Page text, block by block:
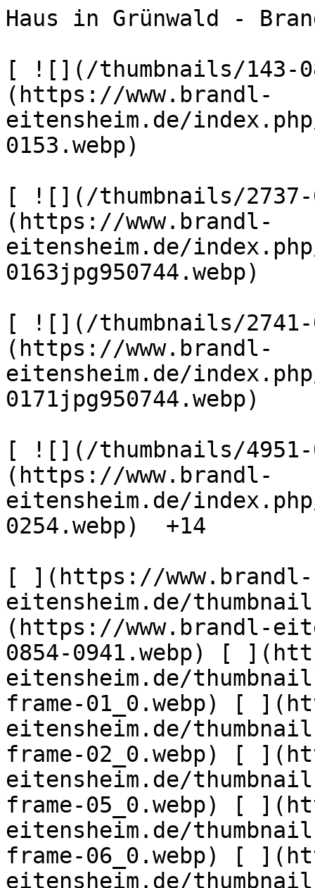
Haus in Grünwald -
[ ![](/thumbnails/143-
(https://www.brandl-
eitensheim.de/
0153.webp)
[ ![](/thumbnails/2737-
(https://www.brandl-
eitensheim.de/
0163jpg950744.webp)
[ ![](/thumbnails/2741-
(https://www.brandl-
eitensheim.de/
0171jpg950744.webp)
[ ![](/thumbnails/4951-
(https://www.brandl-
eitensheim.de/
0254.webp)  +14
[ ](https://www.brandl-
eitensheim.de/
(https://www.brandl-
0854-0941.webp) [
eitensheim.de/
frame-01_0.webp) [
eitensheim.de/
frame-02_0.webp) [
eitensheim.de/
frame-05_0.webp) [
eitensheim.de/
frame-06_0.webp) [
eitensheim.de/